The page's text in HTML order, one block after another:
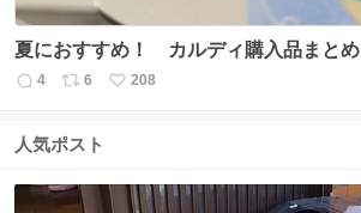
夏におすすめ！ カルディ購入品まとめ
返
数
4
リ
ス
数
6
い
208
人気ポスト